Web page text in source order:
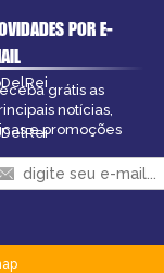
POR E-
grátis as
notícias,
e promoções